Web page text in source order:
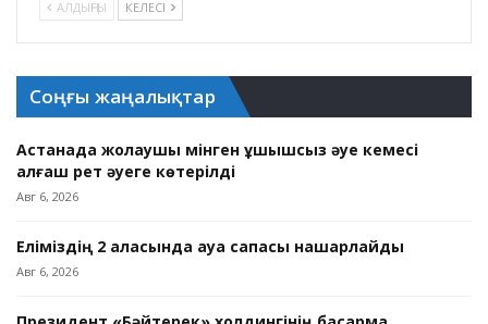
АЛДЫҢҒЫ КЕЛЕСІ
Соңғы жаңалықтар
Астанада жолаушы мінген ұшқышсыз әуе кемесі
алғаш рет әуеге көтерілді
Авг 6, 2026
Еліміздің 2 қаласында ауа сапасы нашарлайды
Авг 6, 2026